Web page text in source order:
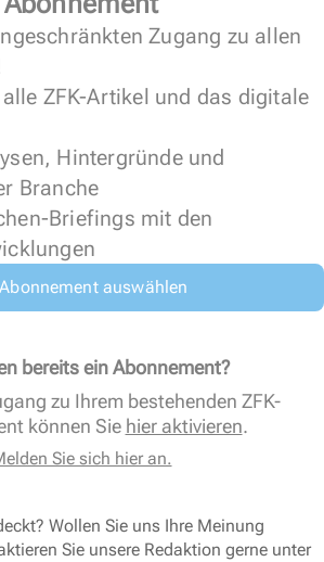
Zugang zu allen
ZFK-Artikel und das digitale
Hintergründe und
Branche
Briefings mit den
auswählen
bereits ein Abonnement?
zu Ihrem bestehenden ZFK-
können Sie hier aktivieren.
Sie sich hier an.
Wollen Sie uns Ihre Meinung
Sie unsere Redaktion gerne unter